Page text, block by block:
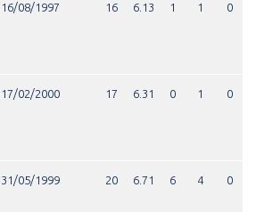
16/08/1997 16 6.13 1 1 0
17/02/2000 17 6.31 0 1 0
31/05/1999 20 6.71 6 4 0